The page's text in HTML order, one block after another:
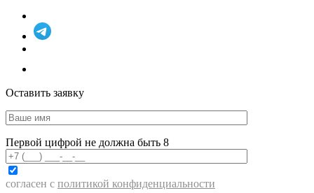
Оставить заявку
Первой цифрой не должна быть 8
согласен с политикой конфиденциальности